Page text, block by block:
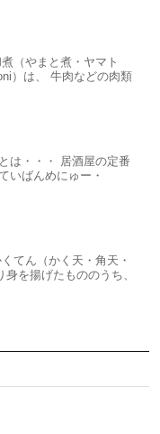
（やまと煮・ヤマト
）は、 牛肉などの肉類
は・・・ 居酒屋の定番
いばんめにゅー・
てん（かく天・角天・
を揚げたもののうち、